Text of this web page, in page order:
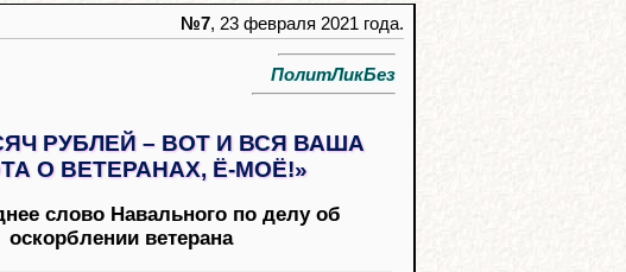
№7, 23 февраля 2021 года.
ПолитЛикБез
РУБЛЕЙ – ВОТ И ВСЯ ВАША
О ВЕТЕРАНАХ, Ё-МОЁ!»
слово Навального по делу об
оскорблении ветерана